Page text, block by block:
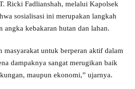
Ricki Fadlianshah, melalui Kapolsek
sosialisasi ini merupakan langkah
angka kebakaran hutan dan lahan.
masyarakat untuk berperan aktif dalam
dampaknya sangat merugikan baik
maupun ekonomi,” ujarnya.